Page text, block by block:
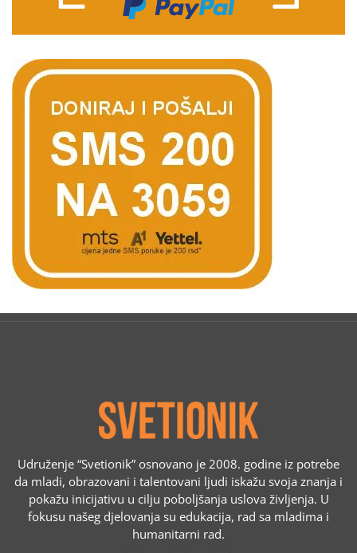
Udruženje “Svetionik” osnovano je 2008. godine iz potrebe
da mladi, obrazovani i talentovani ljudi iskažu svoja znanja i
pokažu inicijativu u cilju poboljšanja uslova življenja. U
fokusu našeg djelovanja su edukacija, rad sa mladima i
humanitarni rad.